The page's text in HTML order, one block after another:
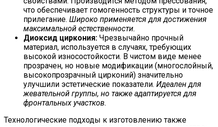
что обеспечивает гомогенность структуры и точное
прилегание. Широко применяется для достижения
максимальной естественности.
Диоксид циркония: Чрезвычайно прочный
материал, используется в случаях, требующих
высокой износостойкости. В чистом виде менее
прозрачен, но новые модификации (многослойный,
высокопрозрачный цирконий) значительно
улучшили эстетические показатели. Идеален для
жевательной группы, но также адаптируется для
фронтальных участков.
Технологические подходы к изготовлению также